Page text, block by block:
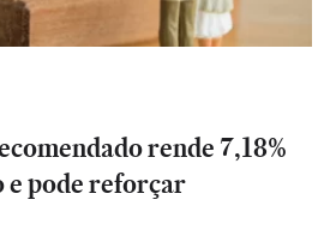
rende 7,18%
e pode reforçar